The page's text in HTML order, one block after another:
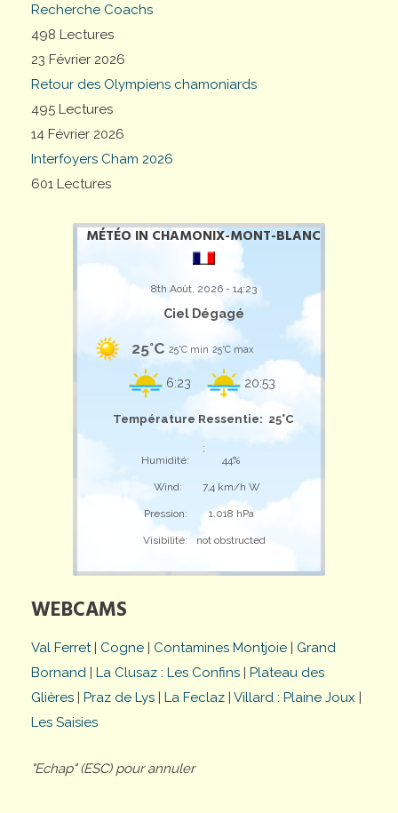
Recherche Coachs
498 Lectures
23 Février 2026
Retour des Olympiens chamoniards
495 Lectures
14 Février 2026
Interfoyers Cham 2026
601 Lectures
MÉTÉO IN CHAMONIX-MONT-BLANC
8th Août, 2026 - 14:23
Ciel Dégagé
25°C 25°C min 25°C max
6:23 20:53
Température Ressentie: 25°C
;
Humidité:
44%
Wind: 7,4 km/h W
Pression: 1.018 hPa
Visibilité: not obstructed
WEBCAMS
Val Ferret| Cogne | Contamines Montjoie | Grand
Bornand | La Clusaz : Les Confins | Plateau des
Glières | Praz de Lys | La Feclaz | Villard : Plaine Joux |
Les Saisies
"Echap" (ESC) pour annuler